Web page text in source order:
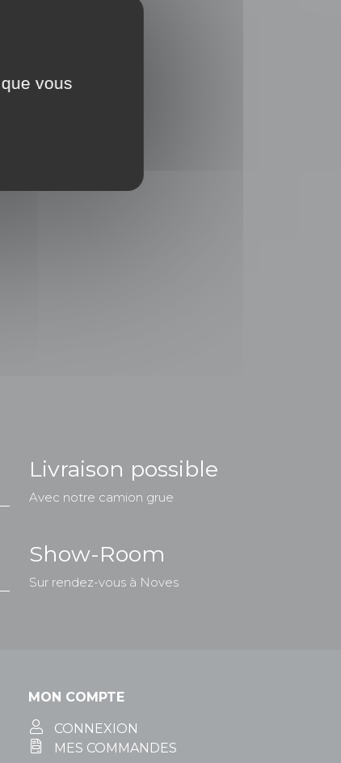
Livraison possible
Avec notre camion grue
Show-Room
Sur rendez-vous à Noves
MON COMPTE
CONNEXION
MES COMMANDES
vous